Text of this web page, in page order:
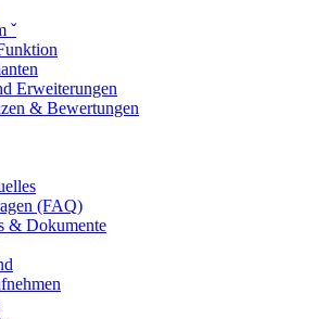
ˇ
Erweiterungen
& Bewertungen
(FAQ)
& Dokumente